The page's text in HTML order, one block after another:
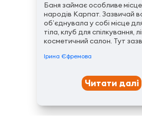
Баня займає особливе
народів Карпат. Зазвичай
об’єднувала у собі місце
тіла, клуб для спілкування,
косметичний салон. Тут
які добре знали, відвар якої
Ірина Єфремова
Читати далі